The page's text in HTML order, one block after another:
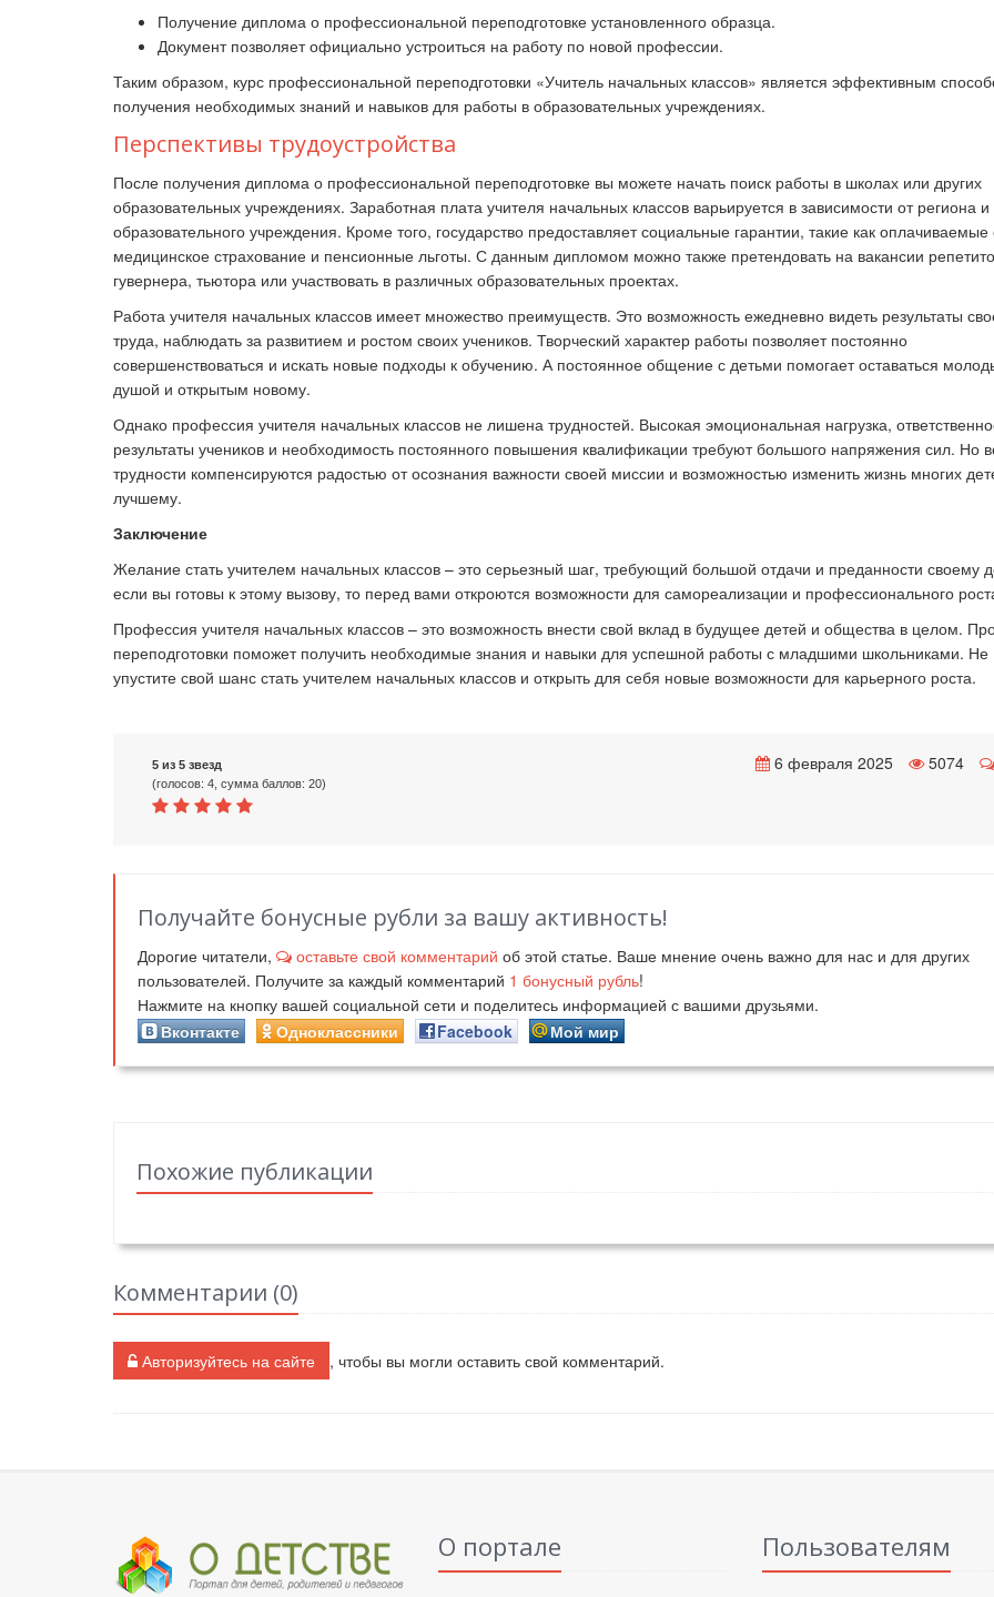
Получение диплома о профессиональной переподготовке установленного образца.
Документ позволяет официально устроиться на работу по новой профессии.
Таким образом, курс профессиональной переподготовки «Учитель начальных классов» является эффективным
получения необходимых знаний и навыков для работы в образовательных учреждениях.
Перспективы трудоустройства
После получения диплома о профессиональной переподготовке вы можете начать поиск работы в школах или других
образовательных учреждениях. Заработная плата учителя начальных классов варьируется в зависимости от региона и
образовательного учреждения. Кроме того, государство предоставляет социальные гарантии, такие как оплачиваемые
медицинское страхование и пенсионные льготы. С данным дипломом можно также претендовать на вакансии
гувернера, тьютора или участвовать в различных образовательных проектах.
Работа учителя начальных классов имеет множество преимуществ. Это возможность ежедневно видеть результаты
труда, наблюдать за развитием и ростом своих учеников. Творческий характер работы позволяет постоянно
совершенствоваться и искать новые подходы к обучению. А постоянное общение с детьми помогает оставаться
душой и открытым новому.
Однако профессия учителя начальных классов не лишена трудностей. Высокая эмоциональная нагрузка,
результаты учеников и необходимость постоянного повышения квалификации требуют большого напряжения сил. Но
трудности компенсируются радостью от осознания важности своей миссии и возможностью изменить жизнь многих
лучшему.
Заключение
Желание стать учителем начальных классов – это серьезный шаг, требующий большой отдачи и преданности своему
если вы готовы к этому вызову, то перед вами откроются возможности для самореализации и профессионального
Профессия учителя начальных классов – это возможность внести свой вклад в будущее детей и общества в целом.
переподготовки поможет получить необходимые знания и навыки для успешной работы с младшими школьниками. Не
упустите свой шанс стать учителем начальных классов и открыть для себя новые возможности для карьерного роста.
5 из 5 звезд
(голосов: 4, сумма баллов: 20)
6 февраля 2025 5074
Получайте бонусные рубли за вашу активность!
Дорогие читатели, оставьте свой комментарий об этой статье. Ваше мнение очень важно для нас и для других
пользователей. Получите за каждый комментарий 1 бонусный рубль!
Нажмите на кнопку вашей социальной сети и поделитесь информацией с вашими друзьями.
Вконтакте
Одноклассники Facebook Мой мир
Похожие публикации
Комментарии (0)
Авторизуйтесь на сайте , чтобы вы могли оставить свой комментарий.
О портале Пользователям